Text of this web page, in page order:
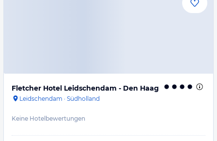
Fletcher Hotel Leidschendam - Den Haag
Leidschendam · Südholland
Keine Hotelbewertungen